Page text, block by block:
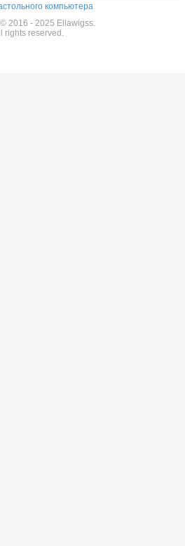
компьютера
2016 - 2025 Ellawigss.
rights reserved.